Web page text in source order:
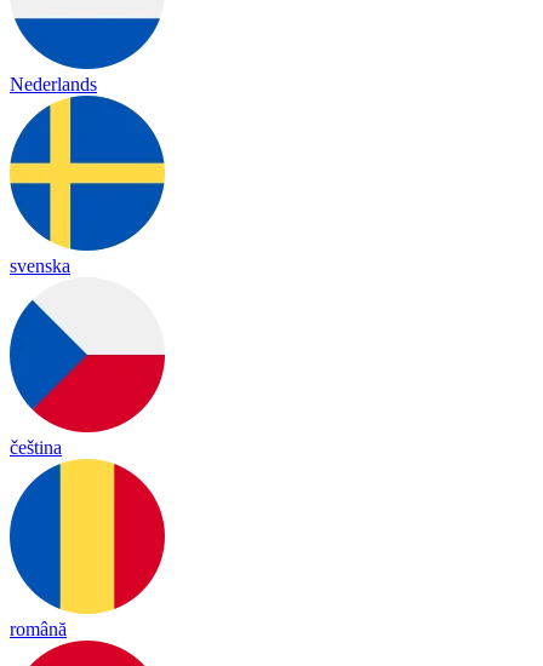
Nederlands
svenska
čeština
română